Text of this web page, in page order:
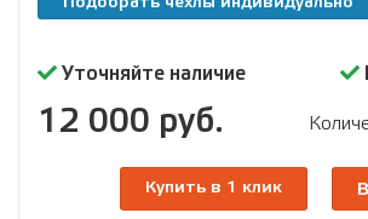
Уточняйте наличие
12 000 руб.
Купить в 1 клик